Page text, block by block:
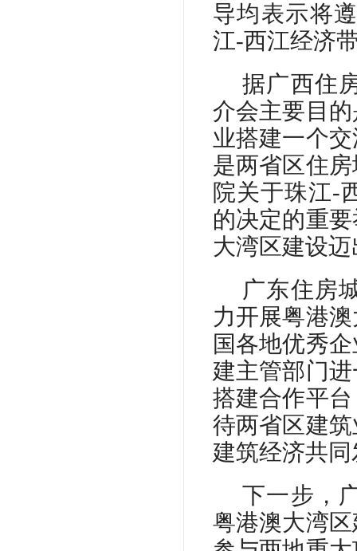
导均表示将
江-西江经济
据广西住
介会主要目
业搭建一个
是两省区住
院关于珠江-
的决定的重
大湾区建设
广东住房
力开展粤港
国各地优秀
建主管部门
搭建合作平
待两省区建
建筑经济共
下一步，
粤港澳大湾